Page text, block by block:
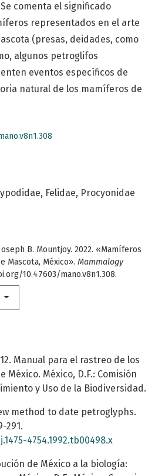
Felidae Procyonidae
B. Mountjoy. 2022. «Mamíferos
Mascota, México». Mammalogy
10.47603/mano.v8n1.308.
Se comenta el significado
representados en el arte
(presas, deidades, como
algunos petroglifos
eventos específicos de
natural de los mamíferos de
Manual para el rastreo de los
México, D.F.: Comisión
y Uso de la Biodiversidad.
method to date petroglyphs.
291.
4754.1992.tb00498.x
de México a la biología: